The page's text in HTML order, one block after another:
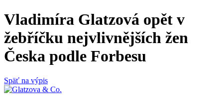
Vladimíra Glatzová opět v
žebříčku nejvlivnějších žen
Česka podle Forbesu
Späť na výpis